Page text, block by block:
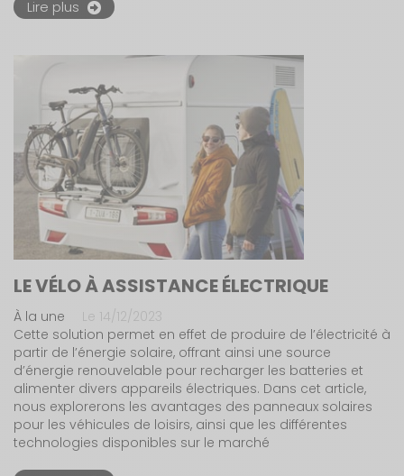
Lire plus
LE VÉLO À ASSISTANCE ÉLECTRIQUE
À la une
Le 14/12/2023
Cette solution permet en effet de produire de l’électricité à
partir de l’énergie solaire, offrant ainsi une source
d’énergie renouvelable pour recharger les batteries et
alimenter divers appareils électriques. Dans cet article,
nous explorerons les avantages des panneaux solaires
pour les véhicules de loisirs, ainsi que les différentes
technologies disponibles sur le marché